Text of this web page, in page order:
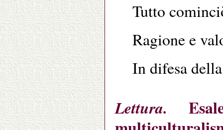
Tutto
Ragione e
In difesa
Lettura.